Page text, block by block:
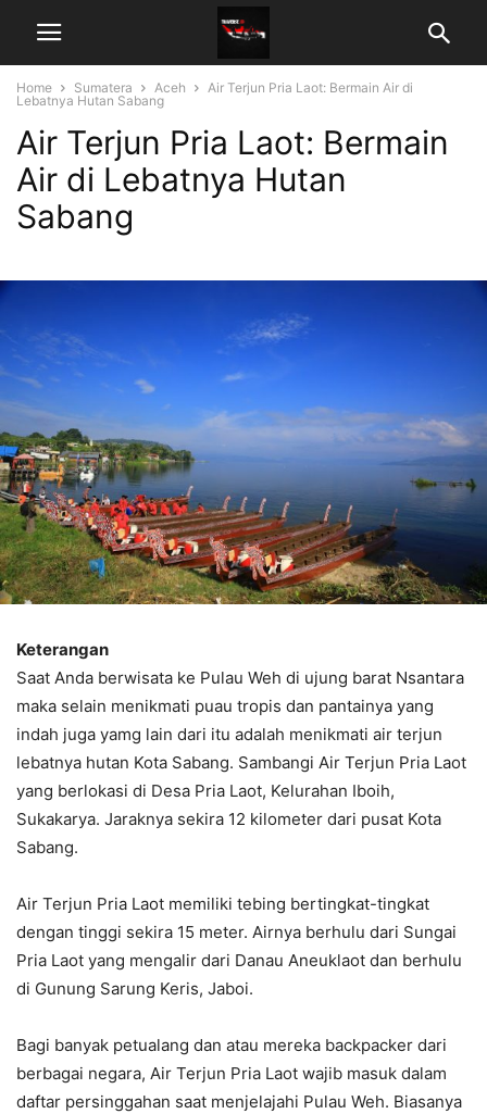
Home Sumatera Aceh
Air Terjun Pria Laot: Bermain Air di
Lebatnya Hutan Sabang
Air Terjun Pria Laot: Bermain
Air di Lebatnya Hutan
Sabang
Keterangan
Saat Anda berwisata ke Pulau Weh di ujung barat Nsantara
maka selain menikmati puau tropis dan pantainya yang
indah juga yamg lain dari itu adalah menikmati air terjun
lebatnya hutan Kota Sabang. Sambangi Air Terjun Pria Laot
yang berlokasi di Desa Pria Laot, Kelurahan Iboih,
Sukakarya. Jaraknya sekira 12 kilometer dari pusat Kota
Sabang.
Air Terjun Pria Laot memiliki tebing bertingkat-tingkat
dengan tinggi sekira 15 meter. Airnya berhulu dari Sungai
Pria Laot yang mengalir dari Danau Aneuklaot dan berhulu
di Gunung Sarung Keris, Jaboi.
Bagi banyak petualang dan atau mereka backpacker dari
berbagai negara, Air Terjun Pria Laot wajib masuk dalam
daftar persinggahan saat menjelajahi Pulau Weh. Biasanya